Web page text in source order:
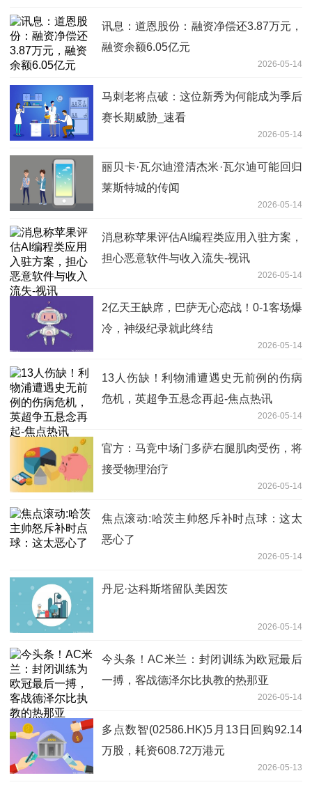
讯息：道恩股份：融资净偿还3.87万元，
融资余额6.05亿元
2026-05-14
马刺老将点破：这位新秀为何能成为季后
赛长期威胁_速看
2026-05-14
丽贝卡·瓦尔迪澄清杰米·瓦尔迪可能回归
莱斯特城的传闻
2026-05-14
消息称苹果评估AI编程类应用入驻方案，
担心恶意软件与收入流失-视讯
2026-05-14
2亿天王缺席，巴萨无心恋战！0-1客场爆
冷，神级纪录就此终结
2026-05-14
13人伤缺！利物浦遭遇史无前例的伤病
危机，英超争五悬念再起-焦点热讯
2026-05-14
官方：马竞中场门多萨右腿肌肉受伤，将
接受物理治疗
2026-05-14
焦点滚动:哈茨主帅怒斥补时点球：这太
恶心了
2026-05-14
丹尼·达科斯塔留队美因茨
2026-05-14
今头条！AC米兰：封闭训练为欧冠最后
一搏，客战德泽尔比执教的热那亚
2026-05-14
多点数智(02586.HK)5月13日回购92.14
万股，耗资608.72万港元
2026-05-13